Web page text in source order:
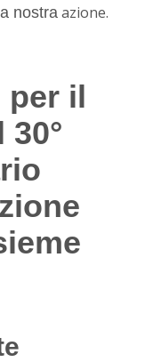
nostra azione.
per il